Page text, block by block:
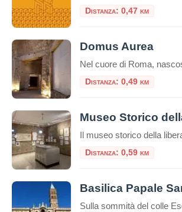
Distanza: 0,47 km
Domus Aurea
Distanza: 0,49 km
Distanza: 0,59 km